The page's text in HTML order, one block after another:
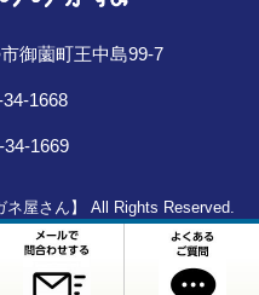
御薗町王中島99-7
1668
34-1669
屋さん】 All Rights Reserved.